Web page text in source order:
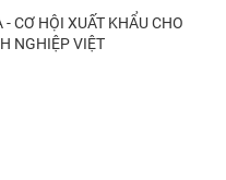
- CƠ HỘI XUẤT KHẨU CHO
NGHIỆP VIỆT